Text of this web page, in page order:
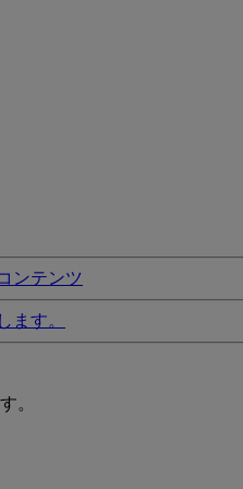
ンテンツ
ます。
。